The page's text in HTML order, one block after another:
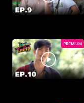
PREMIUM